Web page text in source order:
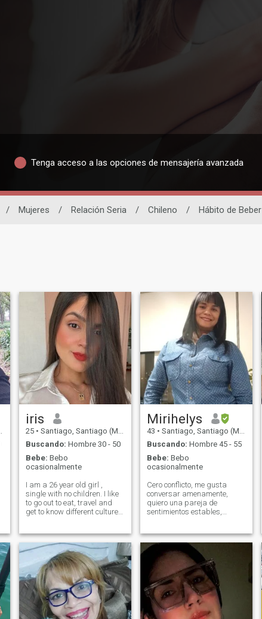
Tenga acceso a las opciones de mensajería avanzada
/ Mujeres / Relación Seria / Chileno / Hábito de Beber
iris
25 • Santiago, Santiago (Metro), Chile
Buscando: Hombre 30 - 50
Bebe: Bebo
ocasionalmente
I am a 26 year old girl ,
single with no children. I like
to go out to eat, travel and
get to know different cultures
appearance, I like to look and
feel good, I live a princess life
but one of the warriors. I am
passionate about the world
of makeup and skin care.
Mirihelys
43 • Santiago, Santiago (Metro), Chile
Buscando: Hombre 45 - 55
Bebe: Bebo
ocasionalmente
Cero conflicto, me gusta
conversar amenamente,
quiero una pareja de
sentimientos estables,
aquel quien no tenga el
mismo interés que yo, dejo
claro que me escriba solo
aquel que de verdad se
interese y pues me tiene que
interesar y cautivar...